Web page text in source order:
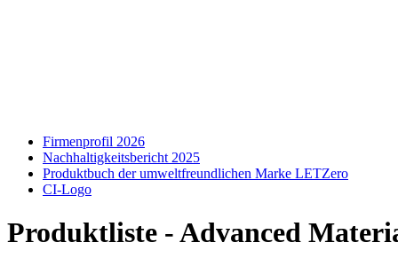
Firmenprofil 2026
Nachhaltigkeitsbericht 2025
Produktbuch der umweltfreundlichen Marke LETZero
CI-Logo
Produktliste - Advanced